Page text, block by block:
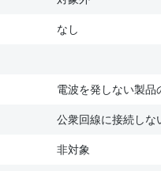
なし
電波を発しない製品
公衆回線に接続しな
非対象